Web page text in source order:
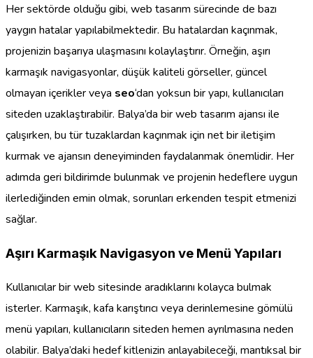
Her sektörde olduğu gibi, web tasarım sürecinde de bazı
yaygın hatalar yapılabilmektedir. Bu hatalardan kaçınmak,
projenizin başarıya ulaşmasını kolaylaştırır. Örneğin, aşırı
karmaşık navigasyonlar, düşük kaliteli görseller, güncel
olmayan içerikler veya seo‘dan yoksun bir yapı, kullanıcıları
siteden uzaklaştırabilir. Balya’da bir web tasarım ajansı ile
çalışırken, bu tür tuzaklardan kaçınmak için net bir iletişim
kurmak ve ajansın deneyiminden faydalanmak önemlidir. Her
adımda geri bildirimde bulunmak ve projenin hedeflere uygun
ilerlediğinden emin olmak, sorunları erkenden tespit etmenizi
sağlar.
Aşırı Karmaşık Navigasyon ve Menü Yapıları
Kullanıcılar bir web sitesinde aradıklarını kolayca bulmak
isterler. Karmaşık, kafa karıştırıcı veya derinlemesine gömülü
menü yapıları, kullanıcıların siteden hemen ayrılmasına neden
olabilir. Balya’daki hedef kitlenizin anlayabileceği, mantıksal bir